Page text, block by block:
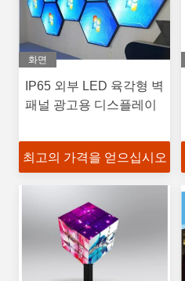
화면
IP65 외부 LED 육각형 벽
패널 광고용 디스플레이
최고의 가격을 얻으십시오